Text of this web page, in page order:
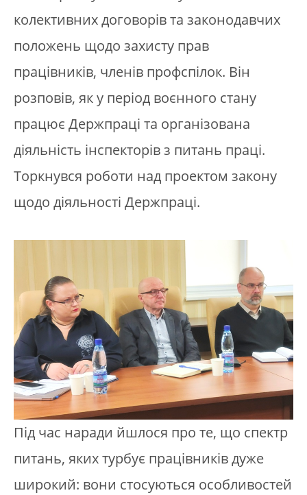
колективних договорів та законодавчих
положень щодо захисту прав
працівників, членів профспілок. Він
розповів, як у період воєнного стану
працює Держпраці та організована
діяльність інспекторів з питань праці.
Торкнувся роботи над проектом закону
щодо діяльності Держпраці.
Під час наради йшлося про те, що спектр
питань, яких турбує працівників дуже
широкий: вони стосуються особливостей